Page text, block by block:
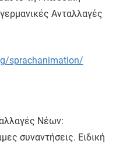
Ανταλλαγές
/sprachanimation/
Νέων:
συναντήσεις. Ειδική